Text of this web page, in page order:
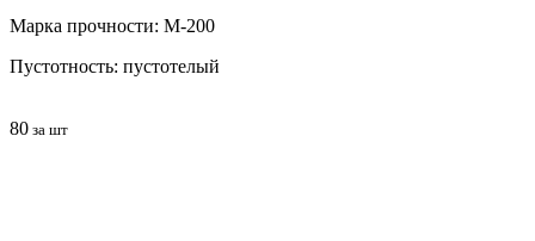
Марка прочности: М-200
Пустотность: пустотелый
80 за шт